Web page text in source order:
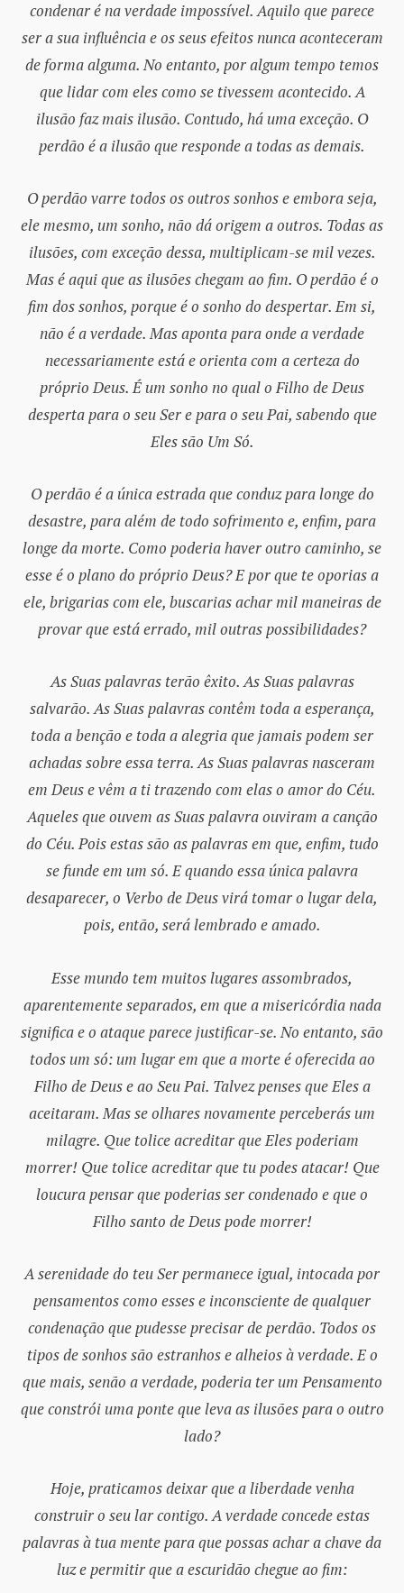
condenar é na verdade impossível. Aquilo que parece
ser a sua influência e os seus efeitos nunca aconteceram
de forma alguma. No entanto, por algum tempo temos
que lidar com eles como se tivessem acontecido. A
ilusão faz mais ilusão. Contudo, há uma exceção. O
perdão é a ilusão que responde a todas as demais.
O perdão varre todos os outros sonhos e embora seja,
ele mesmo, um sonho, não dá origem a outros. Todas as
ilusões, com exceção dessa, multiplicam-se mil vezes.
Mas é aqui que as ilusões chegam ao fim. O perdão é o
fim dos sonhos, porque é o sonho do despertar. Em si,
não é a verdade. Mas aponta para onde a verdade
necessariamente está e orienta com a certeza do
próprio Deus. É um sonho no qual o Filho de Deus
desperta para o seu Ser e para o seu Pai, sabendo que
Eles são Um Só.
O perdão é a única estrada que conduz para longe do
desastre, para além de todo sofrimento e, enfim, para
longe da morte. Como poderia haver outro caminho, se
esse é o plano do próprio Deus? E por que te oporias a
ele, brigarias com ele, buscarias achar mil maneiras de
provar que está errado, mil outras possibilidades?
As Suas palavras terão êxito. As Suas palavras
salvarão. As Suas palavras contêm toda a esperança,
toda a benção e toda a alegria que jamais podem ser
achadas sobre essa terra. As Suas palavras nasceram
em Deus e vêm a ti trazendo com elas o amor do Céu.
Aqueles que ouvem as Suas palavra ouviram a canção
do Céu. Pois estas são as palavras em que, enfim, tudo
se funde em um só. E quando essa única palavra
desaparecer, o Verbo de Deus virá tomar o lugar dela,
pois, então, será lembrado e amado.
Esse mundo tem muitos lugares assombrados,
aparentemente separados, em que a misericórdia nada
significa e o ataque parece justificar-se. No entanto, são
todos um só: um lugar em que a morte é oferecida ao
Filho de Deus e ao Seu Pai. Talvez penses que Eles a
aceitaram. Mas se olhares novamente perceberás um
milagre. Que tolice acreditar que Eles poderiam
morrer! Que tolice acreditar que tu podes atacar! Que
loucura pensar que poderias ser condenado e que o
Filho santo de Deus pode morrer!
A serenidade do teu Ser permanece igual, intocada por
pensamentos como esses e inconsciente de qualquer
condenação que pudesse precisar de perdão. Todos os
tipos de sonhos são estranhos e alheios à verdade. E o
que mais, senão a verdade, poderia ter um Pensamento
que constrói uma ponte que leva as ilusões para o outro
lado?
Hoje, praticamos deixar que a liberdade venha
construir o seu lar contigo. A verdade concede estas
palavras à tua mente para que possas achar a chave da
luz e permitir que a escuridão chegue ao fim: